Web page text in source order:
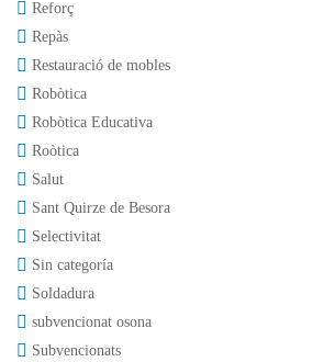
Reforç
Repàs
Restauració de mobles
Robòtica
Robòtica Educativa
Roòtica
Salut
Sant Quirze de Besora
Selectivitat
Sin categoría
Soldadura
subvencionat osona
Subvencionats